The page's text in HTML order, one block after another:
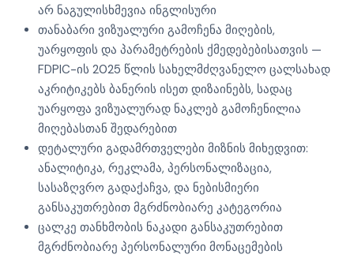
არ ნაგულისხმევია ინგლისური
თანაბარი ვიზუალური გამოჩენა მიღების,
უარყოფის და პარამეტრების ქმედებებისათვის —
FDPIC-ის 2025 წლის სახელმძღვანელო ცალსახად
აკრიტიკებს ბანერის ისეთ დიზაინებს, სადაც
უარყოფა ვიზუალურად ნაკლებ გამოჩენილია
მიღებასთან შედარებით
დეტალური გადამრთველები მიზნის მიხედვით:
ანალიტიკა, რეკლამა, პერსონალიზაცია,
სასაზღვრო გადაქაჩვა, და ნებისმიერი
განსაკუთრებით მგრძნობიარე კატეგორია
ცალკე თანხმობის ნაკადი განსაკუთრებით
მგრძნობიარე პერსონალური მონაცემების